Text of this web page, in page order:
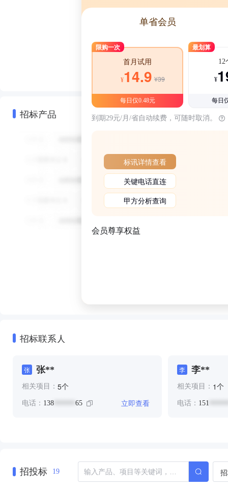
招标产品
单省会员
限购一次
首月试用
¥14.9 ¥39
每日仅0.48元
最划算
12
¥
每日
到期29元/月/省自动续费，可随时取消。
标讯详情查看
关键电话直连
甲方分析查询
会员尊享权益
招标联系人
张 张**
相关项目： 5个
电话： 138 65 立即查看
李 李**
相关项目： 1个
电话： 151
招投标 19